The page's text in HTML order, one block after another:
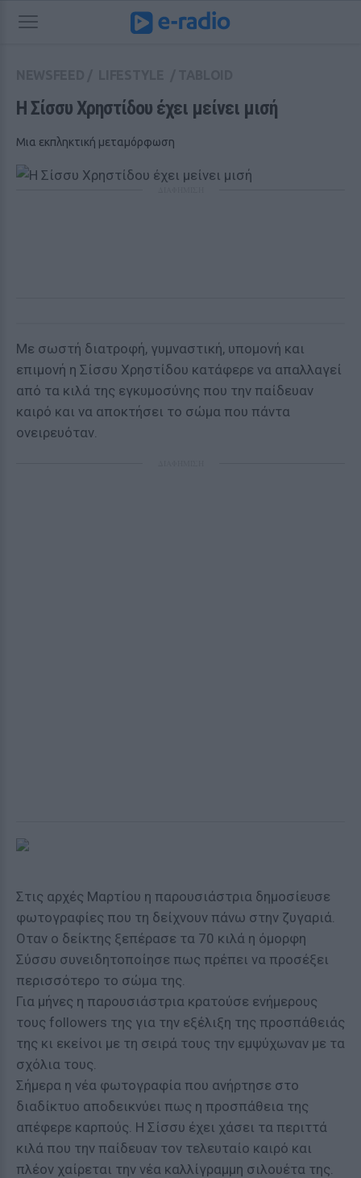
Η Σίσσυ Χρηστίδου έχει μείνει μισή
Μια εκπληκτική μεταμόρφωση
Με σωστή διατροφή, γυμναστική, υπομονή και
επιμονή η Σίσσυ Χρηστίδου κατάφερε να απαλλαγεί
από τα κιλά της εγκυμοσύνης που την παίδευαν
καιρό και να αποκτήσει το σώμα που πάντα
ονειρευόταν.
Στις αρχές Μαρτίου η παρουσιάστρια δημοσίευσε
φωτογραφίες που τη δείχνουν πάνω στην ζυγαριά.
Οταν ο δείκτης ξεπέρασε τα 70 κιλά η όμορφη
Σύσσυ συνειδητοποίησε πως πρέπει να προσέξει
περισσότερο το σώμα της.
Για μήνες η παρουσιάστρια κρατούσε ενήμερους
τους followers της για την εξέλιξη της προσπάθειάς
της κι εκείνοι με τη σειρά τους την εμψύχωναν με τα
σχόλια τους.
Σήμερα η νέα φωτογραφία που ανήρτησε στο
διαδίκτυο αποδεικνύει πως η προσπάθεια της
απέφερε καρπούς. Η Σίσσυ έχει χάσει τα περιττά
κιλά που την παίδευαν τον τελευταίο καιρό και
πλέον χαίρεται την νέα καλλίγραμμη σιλουέτα της.